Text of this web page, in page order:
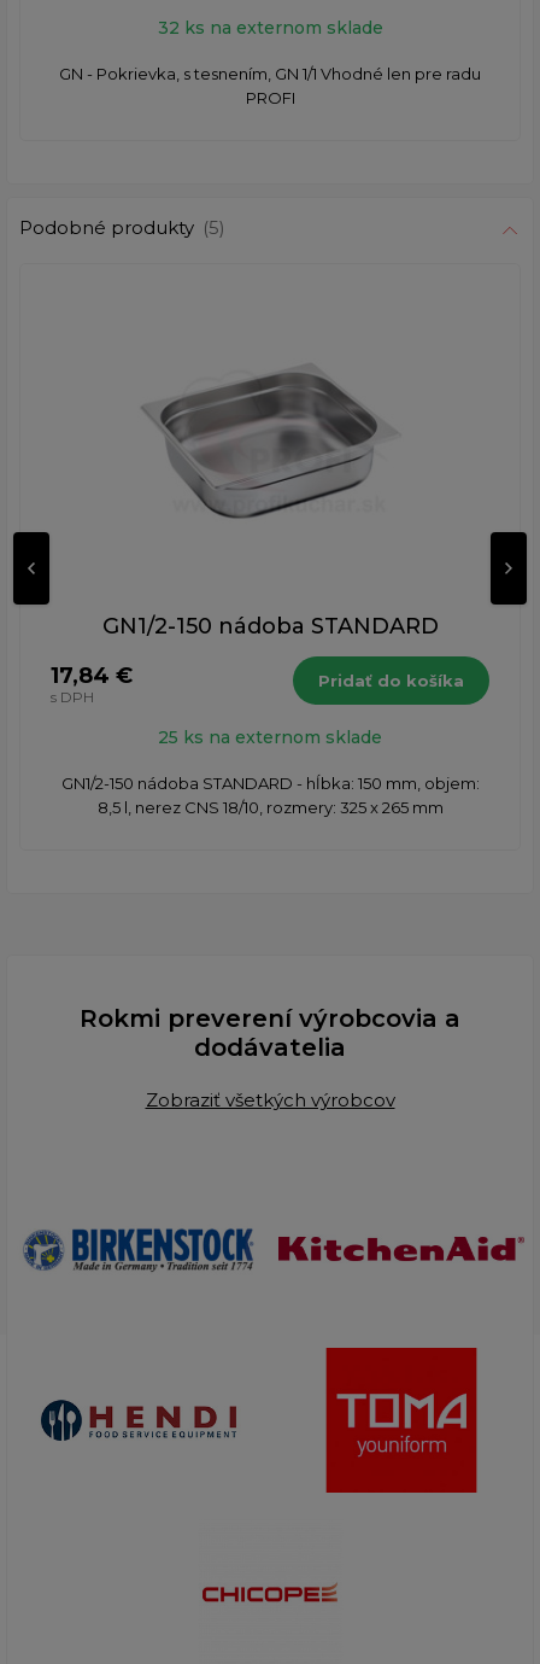
32 ks na externom sklade
GN - Pokrievka, s tesnením, GN 1/1 Vhodné len pre radu
PROFI
Podobné produkty (5)
GN1/2-150 nádoba STANDARD
17,84 €
s DPH
Pridať do košíka
25 ks na externom sklade
GN1/2-150 nádoba STANDARD - hĺbka: 150 mm, objem:
8,5 l, nerez CNS 18/10, rozmery: 325 x 265 mm
Rokmi preverení výrobcovia a
dodávatelia
Zobraziť všetkých výrobcov